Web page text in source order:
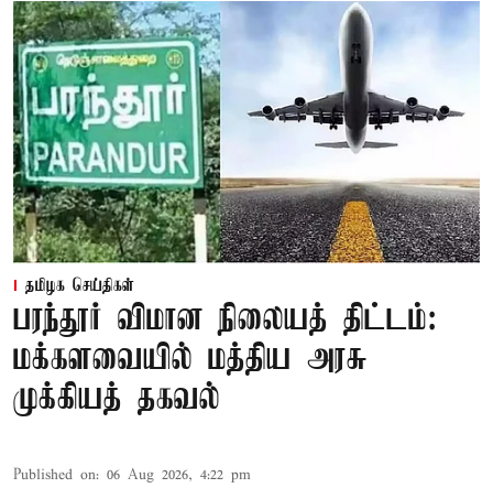
தமிழக செய்திகள்
பரந்தூர் விமான நிலையத் திட்டம்:
மக்களவையில் மத்திய அரசு
முக்கியத் தகவல்
Published on: 06 Aug 2026, 4:22 pm